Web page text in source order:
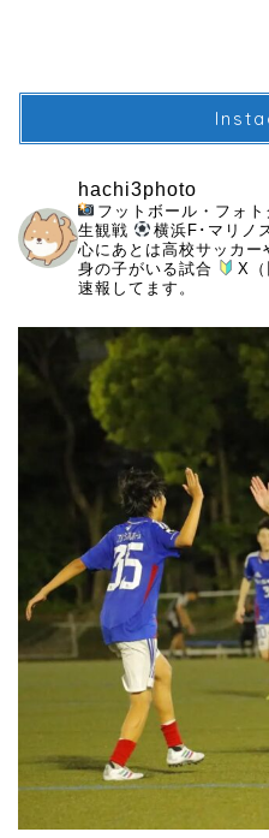
hachi3photo
フットボール・フォト
生観戦
横浜F･マリノ
心にあとは高校サッカー
身の子がいる試合
X
速報してます。